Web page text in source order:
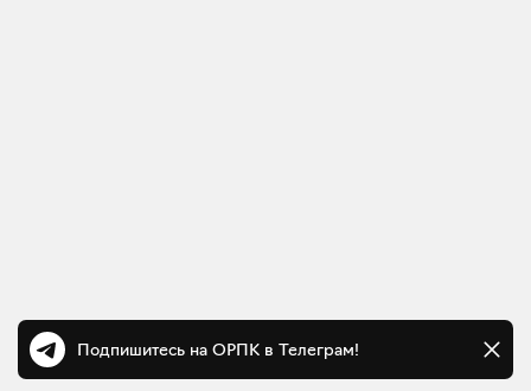
Подпишитесь на ОРПК в Телеграм!